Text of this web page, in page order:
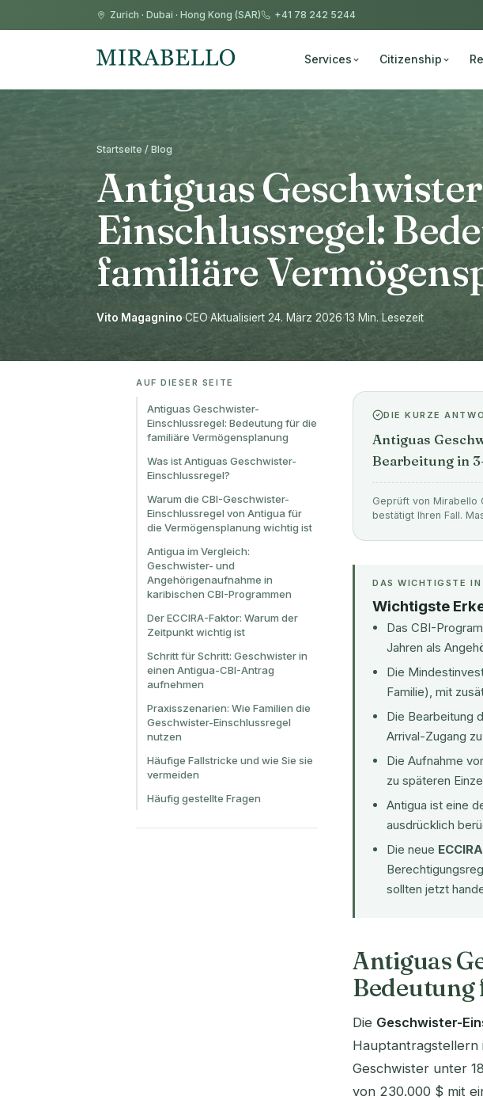
Zurich · Dubai · Hong Kong (SAR) +41 78 242 5244
Services Citizenship
Startseite / Blog
Antiguas
Einschlussregel:
familiäre
Vito Magagnino·CEO·Aktualisiert 24. März 2026·13 Min. Lesezeit
AUF DIESER SEITE
Antiguas Geschwister-
Einschlussregel: Bedeutung für die
familiäre Vermögensplanung
Was ist Antiguas Geschwister-
Einschlussregel?
Warum die CBI-Geschwister-
Einschlussregel von Antigua für
die Vermögensplanung wichtig ist
Antigua im Vergleich:
Geschwister- und
Angehörigenaufnahme in
karibischen CBI-Programmen
Der ECCIRA-Faktor: Warum der
Zeitpunkt wichtig ist
Schritt für Schritt: Geschwister in
einen Antigua-CBI-Antrag
aufnehmen
Praxisszenarien: Wie Familien die
Geschwister-Einschlussregel
nutzen
Häufige Fallstricke und wie Sie sie
vermeiden
Häufig gestellte Fragen
DIE KURZE
Antiguas
Bearbeitung in
Geprüft von Mirabello
bestätigt Ihren Fall.
DAS WICHTIGSTE IN
Wichtigste
Das CBI-
Jahren als
Die
Familie), mit
Die Bearbeitung
Arrival-Zugang
Die Aufnahme
zu späteren
Antigua ist eine
ausdrücklich
Die neue ECCIRA
sollten jetzt
Antiguas
Die Geschwister-
Hauptantragstellern
Geschwister unter
von 230.000 $ mit